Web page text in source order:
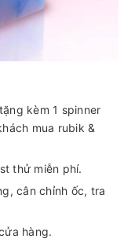
kèm 1 spinner
mua rubik &
thử miễn phí.
cân chỉnh ốc, tra
hàng.